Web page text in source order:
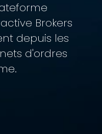
Brokers
depuis les
d'ordres